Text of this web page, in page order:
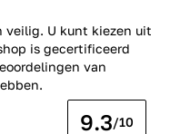
veilig. U kunt kiezen uit
is gecertificeerd
van
9.3/10